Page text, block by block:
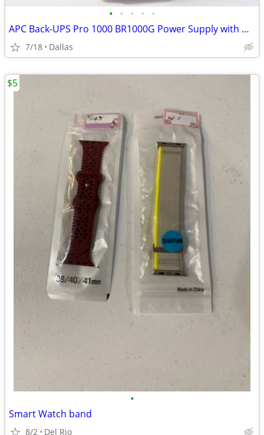
• • • • •
APC Back-UPS Pro 1000 BR1000G Power Supply with New Batteries
7/18 Dallas
•
Smart Watch band
8/2 Del Rio
$5